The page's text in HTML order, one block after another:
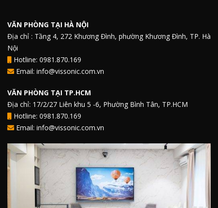
VĂN PHÒNG TẠI HÀ NỘI
Địa chỉ : Tầng 4, 272 Khương Đình, phường Khương Đình, TP. Hà
Nội
Hotline: 0981.870.169
Email: info@vissonic.com.vn
VĂN PHÒNG TẠI TP.HCM
Địa chỉ: 17/2/27 Liên khu 5 -6, Phường Bình Tân, TP.HCM
Hotline: 0981.870.169
Email: info@vissonic.com.vn